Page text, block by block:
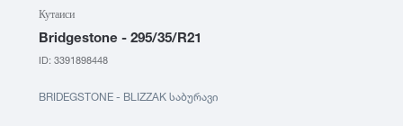
Кутаиси
Bridgestone - 295/35/R21
ID: 3391898448
BRIDEGSTONE - BLIZZAK საბურავი